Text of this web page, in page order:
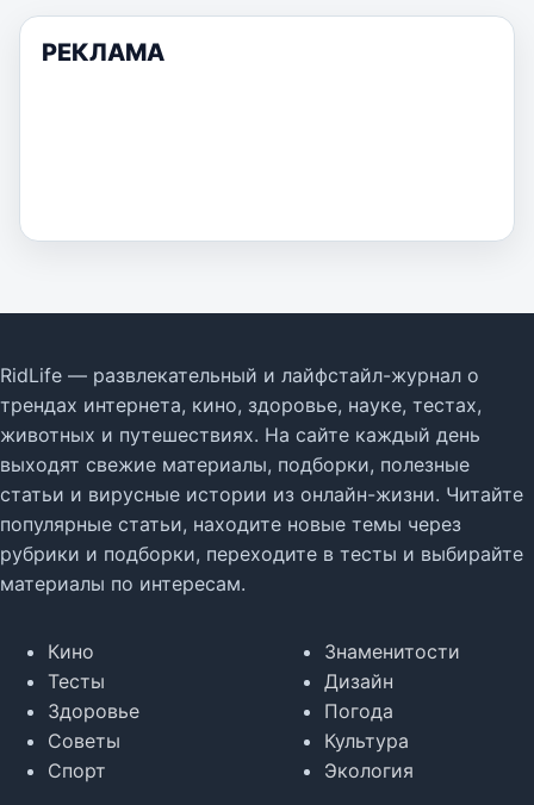
РЕКЛАМА
RidLife — развлекательный и лайфстайл-журнал о
трендах интернета, кино, здоровье, науке, тестах,
животных и путешествиях. На сайте каждый день
выходят свежие материалы, подборки, полезные
статьи и вирусные истории из онлайн-жизни. Читайте
популярные статьи, находите новые темы через
рубрики и подборки, переходите в тесты и выбирайте
материалы по интересам.
Кино
Тесты
Здоровье
Советы
Спорт
Знаменитости
Дизайн
Погода
Культура
Экология